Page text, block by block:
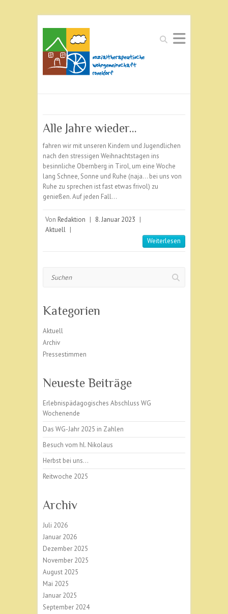
Suchen
Alle Jahre wieder…
fahren wir mit unseren Kindern und Jugendlichen
nach den stressigen Weihnachtstagen ins
besinnliche Obernberg in Tirol, um eine Woche
lang Schnee, Sonne und Ruhe (naja… bei uns von
Ruhe zu sprechen ist fast etwas frivol) zu
genießen. Auf jeden Fall…
Von Redaktion | 8. Januar 2023 |
Aktuell |
Weiterlesen
Kategorien
Aktuell
Archiv
Pressestimmen
Neueste Beiträge
Erlebnispädagogisches Abschluss WG
Wochenende
Das WG-Jahr 2025 in Zahlen
Besuch vom hl. Nikolaus
Herbst bei uns…
Reitwoche 2025
Archiv
Juli 2026
Januar 2026
Dezember 2025
November 2025
August 2025
Mai 2025
Januar 2025
September 2024